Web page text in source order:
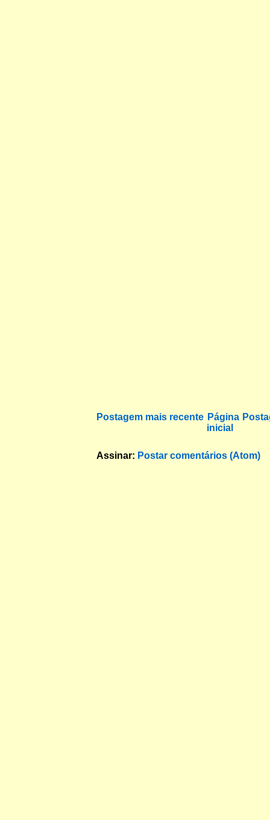
Postagem mais recente Página
inicial
Assinar: Postar comentários (Atom)